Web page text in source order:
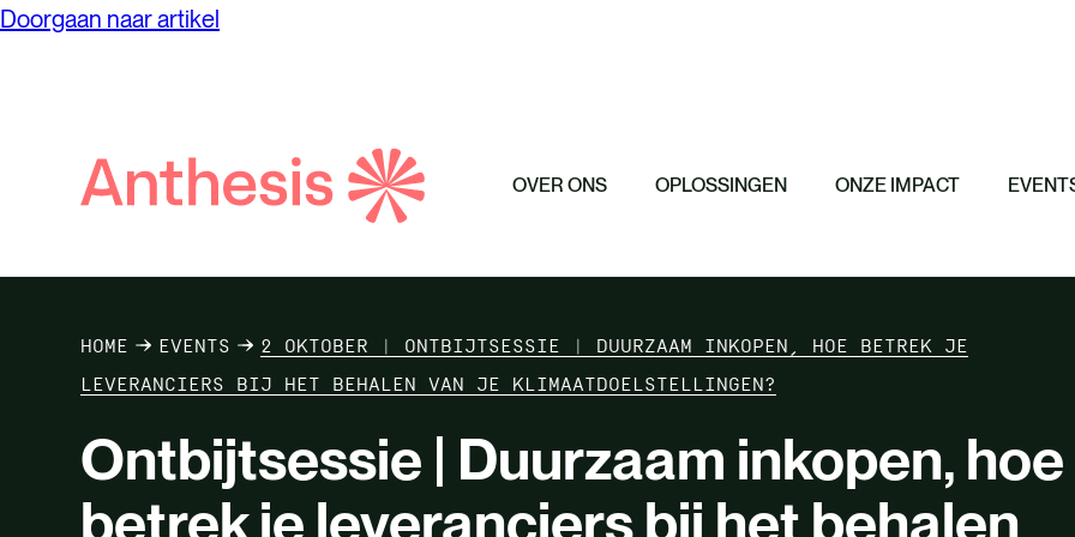
Doorgaan naar artikel
OVER ONS OPLOSSINGEN
Merk en communicatie
ONZE IMPACT
HOME EVENTS
2 OKTOBER | ONTBIJTSESSIE | DUURZAAM INKOPEN, HOE BETREK JE
LEVERANCIERS BIJ HET BEHALEN VAN JE KLIMAATDOELSTELLINGEN?
Ontbijtsessie | Duurzaam inkopen, hoe
betrek je leveranciers bij het behalen